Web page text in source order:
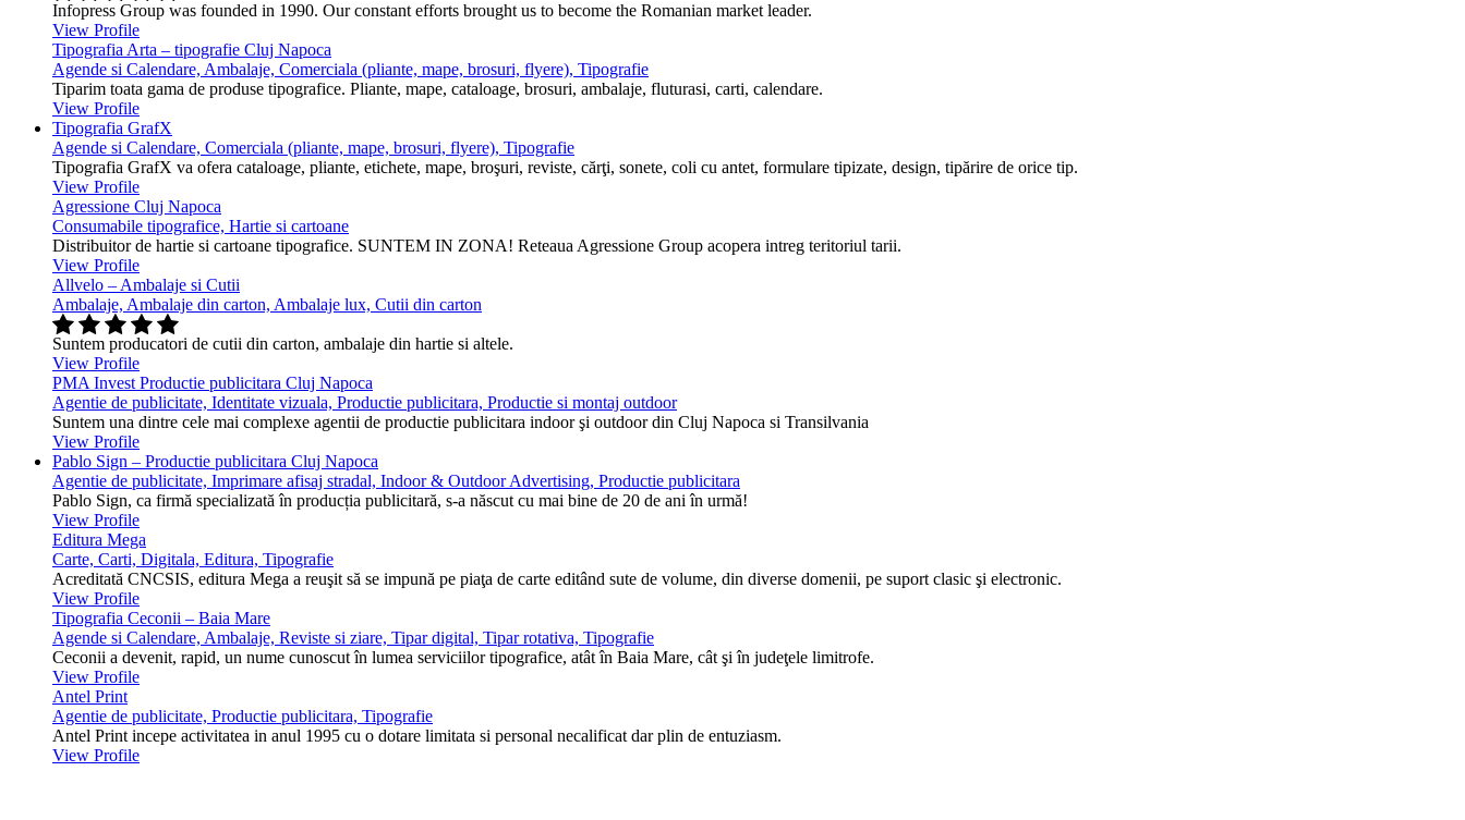
Infopress Group was founded in 1990. Our constant efforts brought us to become the Romanian market leader.
View Profile
Tipografia Arta – tipografie Cluj Napoca
Agende si Calendare, Ambalaje, Comerciala (pliante, mape, brosuri, flyere), Tipografie
Tiparim toata gama de produse tipografice. Pliante, mape, cataloage, brosuri, ambalaje, fluturasi, carti, calendare.
View Profile
Tipografia GrafX
Agende si Calendare, Comerciala (pliante, mape, brosuri, flyere), Tipografie
Tipografia GrafX va ofera cataloage, pliante, etichete, mape, broşuri, reviste, cărţi, sonete, coli cu antet, formulare tipizate, design, tipărire de orice tip.
View Profile
Agressione Cluj Napoca
Consumabile tipografice, Hartie si cartoane
Distribuitor de hartie si cartoane tipografice. SUNTEM IN ZONA! Reteaua Agressione Group acopera intreg teritoriul tarii.
View Profile
Allvelo – Ambalaje si Cutii
Ambalaje, Ambalaje din carton, Ambalaje lux, Cutii din carton
Suntem producatori de cutii din carton, ambalaje din hartie si altele.
View Profile
PMA Invest Productie publicitara Cluj Napoca
Agentie de publicitate, Identitate vizuala, Productie publicitara, Productie si montaj outdoor
Suntem una dintre cele mai complexe agentii de productie publicitara indoor şi outdoor din Cluj Napoca si Transilvania
View Profile
Pablo Sign – Productie publicitara Cluj Napoca
Agentie de publicitate, Imprimare afisaj stradal, Indoor & Outdoor Advertising, Productie publicitara
Pablo Sign, ca firmă specializată în producția publicitară, s-a născut cu mai bine de 20 de ani în urmă!
View Profile
Editura Mega
Carte, Carti, Digitala, Editura, Tipografie
Acreditată CNCSIS, editura Mega a reuşit să se impună pe piaţa de carte editând sute de volume, din diverse domenii, pe suport clasic şi electronic.
View Profile
Tipografia Ceconii – Baia Mare
Agende si Calendare, Ambalaje, Reviste si ziare, Tipar digital, Tipar rotativa, Tipografie
Ceconii a devenit, rapid, un nume cunoscut în lumea serviciilor tipografice, atât în Baia Mare, cât şi în judeţele limitrofe.
View Profile
Antel Print
Agentie de publicitate, Productie publicitara, Tipografie
Antel Print incepe activitatea in anul 1995 cu o dotare limitata si personal necalificat dar plin de entuziasm.
View Profile